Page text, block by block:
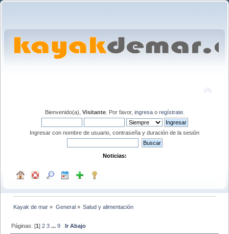
Bienvenido(a), Visitante. Por favor, ingresao regístrate.
Ingresar con nombre de usuario, contraseña y duración de la sesión
Noticias:
Kayak de mar » General» Salud y alimentación
Páginas: [1]2 3 ...9 Ir Abajo